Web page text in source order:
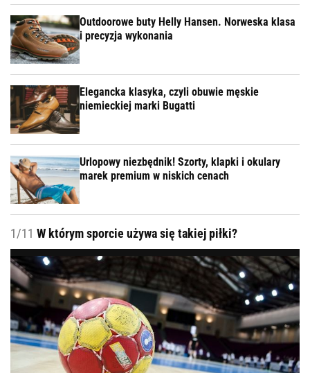
Outdoorowe buty Helly Hansen. Norweska klasa
i precyzja wykonania
Elegancka klasyka, czyli obuwie męskie
niemieckiej marki Bugatti
Urlopowy niezbędnik! Szorty, klapki i okulary
marek premium w niskich cenach
1/11 W którym sporcie używa się takiej piłki?